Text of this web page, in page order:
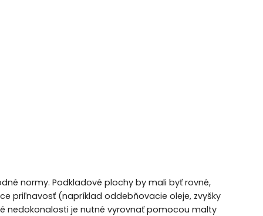
normy. Podkladové plochy by mali byť rovné,
priľnavosť (napríklad oddebňovacie oleje, zvyšky
nedokonalosti je nutné vyrovnať pomocou malty